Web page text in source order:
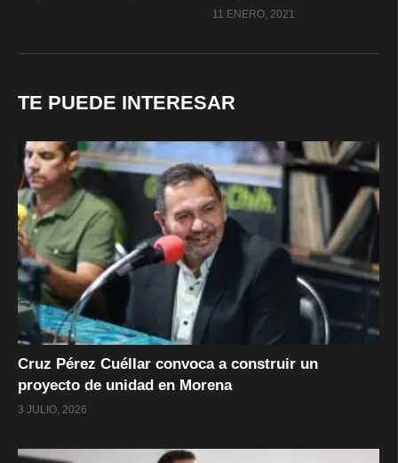
11 ENERO, 2021
TE PUEDE INTERESAR
Cruz Pérez Cuéllar convoca a construir un
proyecto de unidad en Morena
3 JULIO, 2026